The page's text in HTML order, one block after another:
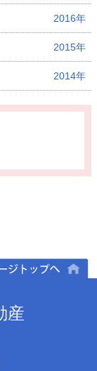
2016年
2015年
2014年
産